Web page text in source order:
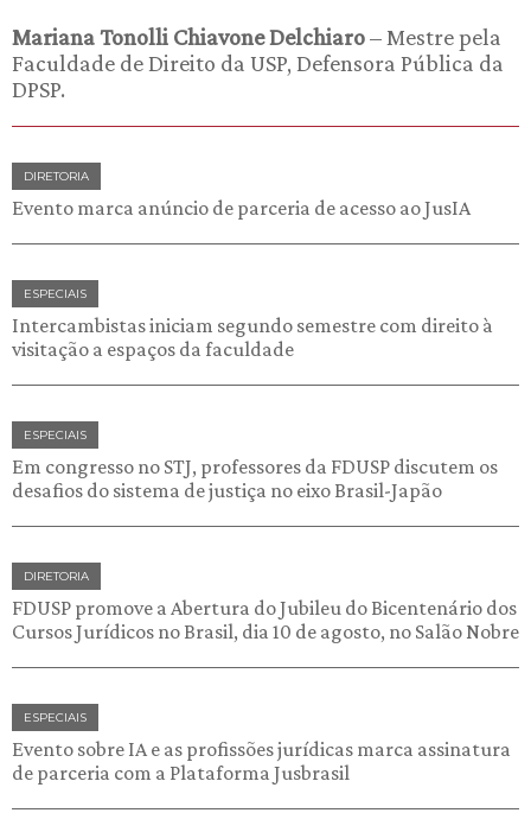
Mariana Tonolli Chiavone Delchiaro– Mestre pela
Faculdade de Direito da USP, Defensora Pública da
DPSP.
DIRETORIA
Evento marca anúncio de parceria de acesso ao JusIA
ESPECIAIS
Intercambistas iniciam segundo semestre com direito à
visitação a espaços da faculdade
ESPECIAIS
Em congresso no STJ, professores da FDUSP discutem os
desafios do sistema de justiça no eixo Brasil-Japão
DIRETORIA
FDUSP promove a Abertura do Jubileu do Bicentenário dos
Cursos Jurídicos no Brasil, dia 10 de agosto, no Salão Nobre
ESPECIAIS
Evento sobre IA e as profissões jurídicas marca assinatura
de parceria com a Plataforma Jusbrasil